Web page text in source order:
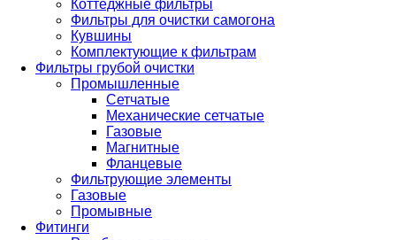
Коттеджные фильтры
Фильтры для очистки самогона
Кувшины
Комплектующие к фильтрам
Фильтры грубой очистки
Промышленные
Сетчатые
Механические сетчатые
Газовые
Магнитные
Фланцевые
Фильтрующие элементы
Газовые
Промывные
Фитинги